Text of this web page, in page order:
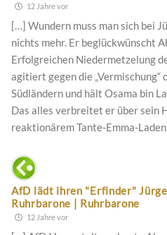
12 Jahre vor
[…] Wundern muss man sich bei
nichts mehr. Er beglückwünscht
Erfolgreichen Niedermetzelung
agitiert gegen die
Südländern und hält Osama bin
Das alles verbreitet er über sein
reaktionärem Tante-Emma-
AfD lädt ihren "Erfinder"
Ruhrbarone | Ruhrbarone
12 Jahre vor